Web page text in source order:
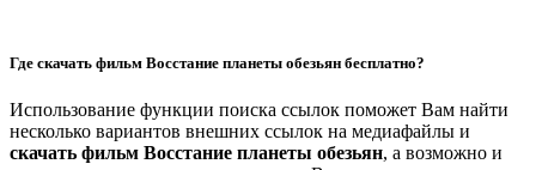
Где скачать фильм Восстание планеты обезьян бесплатно?
Использование функции поиска ссылок поможет Вам найти
несколько вариантов внешних ссылок на медиафайлы и
скачать фильм Восстание планеты обезьян, а возможно и